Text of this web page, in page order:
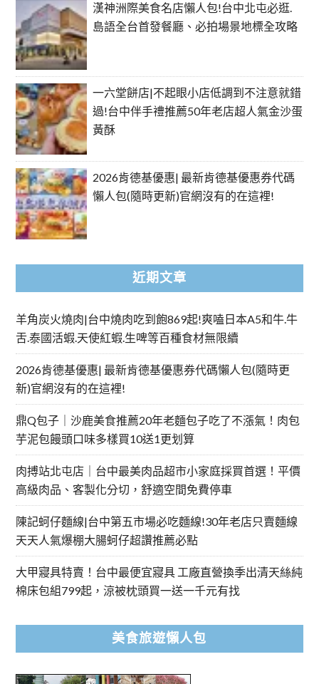
漢神洲際美食名店懶人包!台中北屯必逛.
島語全台首發餐廳、必拍場景地標全攻略
一六堂餅店|不起眼小店低調到不注意就錯
過!台中伴手禮推薦50年老店超人氣金沙蛋
黃酥
2026肯德基優惠| 最新肯德基優惠券代碼
懶人包(隨時更新)官網沒有的在這裡!
近期文章
羊角炭火燒肉|台中燒肉吃到飽869起!爽嗑日本A5和牛.牛
舌.泰國活蝦.天使紅蝦.生啤等百種食材無限續
2026肯德基優惠| 最新肯德基優惠券代碼懶人包(隨時更
新)官網沒有的在這裡!
鼎Q包子｜沙鹿美食推薦20年老麵包子吃了不漲氣！肉包
芋泥包饅頭口味多樣買10送1更划算
肉搏站北屯店｜台中最美肉品超市小家庭採買首選！平價
高級肉品、客製化分切，舒適空間免費停車
陳記蚵仔麵線|台中第五市場必吃麵線!30年老店只賣麵線
天天人氣爆棚大腸蚵仔超讚推薦必點
大甲寢具特賣！台中最便宜寢具 工廠直營換季出清天絲純
棉床包組799起，涼被枕頭買一送一千元有找
美食旅遊懶人包